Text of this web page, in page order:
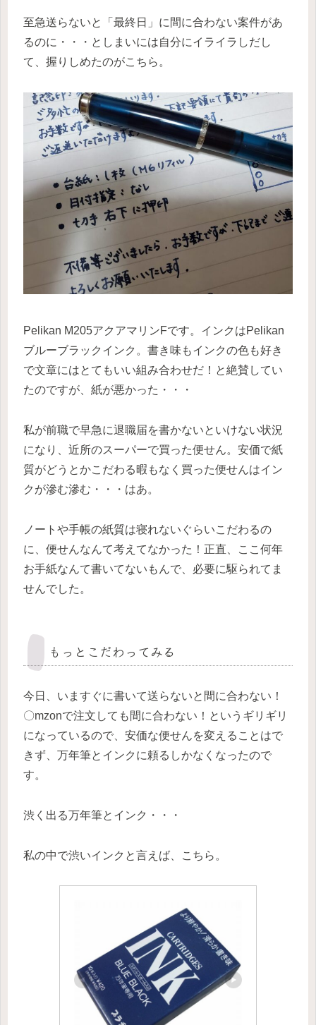
至急送らないと「最終日」に間に合わない案件があ
るのに・・・としまいには自分にイライラしだし
て、握りしめたのがこちら。
Pelikan M205アクアマリンFです。インクはPelikan
ブルーブラックインク。書き味もインクの色も好き
で文章にはとてもいい組み合わせだ！と絶賛してい
たのですが、紙が悪かった・・・
私が前職で早急に退職届を書かないといけない状況
になり、近所のスーパーで買った便せん。安価で紙
質がどうとかこだわる暇もなく買った便せんはイン
クが滲む滲む・・・はあ。
ノートや手帳の紙質は寝れないぐらいこだわるの
に、便せんなんて考えてなかった！正直、ここ何年
お手紙なんて書いてないもんで、必要に駆られてま
せんでした。
もっとこだわってみる
今日、いますぐに書いて送らないと間に合わない！
〇mzonで注文しても間に合わない！というギリギリ
になっているので、安価な便せんを変えることはで
きず、万年筆とインクに頼るしかなくなったので
す。
渋く出る万年筆とインク・・・
私の中で渋いインクと言えば、こちら。